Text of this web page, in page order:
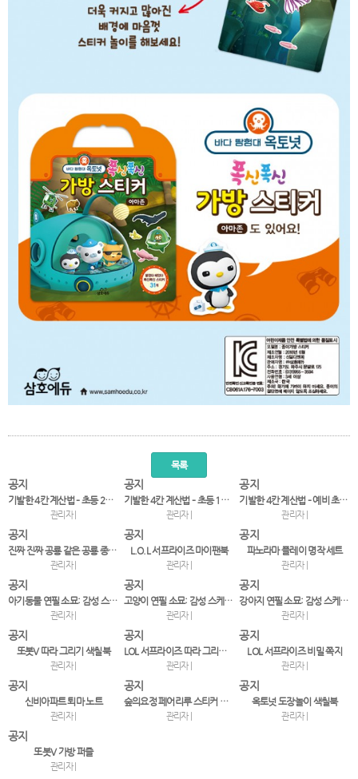
목록
공지
기발한 4칸 계산법 – 초등 2~3학년
관리자 |
공지
기발한 4칸 계산법 – 초등 1~2학년
관리자 |
공지
기발한 4칸 계산법 – 예비 초등~1학년
관리자 |
공지
진짜 진짜 공룡 같은 공룡 종이접기
관리자 |
공지
L.O.L 서프라이즈 마이팬북
관리자 |
공지
파노라마 플레이 명작 세트
관리자 |
공지
아기동물 연필 소묘: 감성 스케치, 오늘도 그리기
관리자 |
공지
고양이 연필 소묘: 감성 스케치, 오늘도 그리기
관리자 |
공지
강아지 연필 소묘: 감성 스케치, 오늘도 그리기
관리자 |
공지
또봇V 따라 그리기 색칠북
관리자 |
공지
LOL 서프라이즈 따라 그리기 색칠북
관리자 |
공지
LOL 서프라이즈 비밀 쪽지
관리자 |
공지
신비아파트 퇴마 노트
관리자 |
공지
숲의요정 페어리루 스티커 코디북 2
관리자 |
공지
옥토넛 도장놀이 색칠북
관리자 |
공지
또봇V 가방 퍼즐
관리자 |